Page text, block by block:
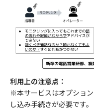
利用上の注意点：
※本サービスはオプショ
し込み手続きが必要です。